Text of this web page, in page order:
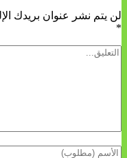
لن يتم نشر عنوان بريدك
*